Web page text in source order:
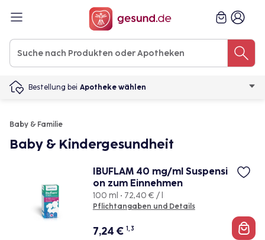
Bestellung bei Apotheke wählen
Baby & Familie
Baby & Kindergesundheit
IBUFLAM 40 mg/ml Suspensi
on zum Einnehmen
100 ml • 72,40 € / l
Pflichtangaben und Details
7,24 € 1, 3